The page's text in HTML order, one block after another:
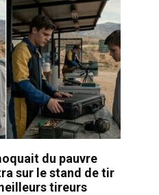
du pauvre
sur le stand de tir
tireurs